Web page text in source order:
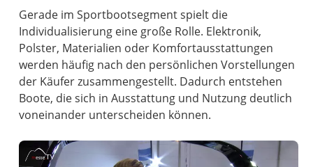
Gerade im Sportbootsegment spielt die
Individualisierung eine große Rolle. Elektronik,
Polster, Materialien oder Komfortausstattungen
werden häufig nach den persönlichen Vorstellungen
der Käufer zusammengestellt. Dadurch entstehen
Boote, die sich in Ausstattung und Nutzung deutlich
voneinander unterscheiden können.